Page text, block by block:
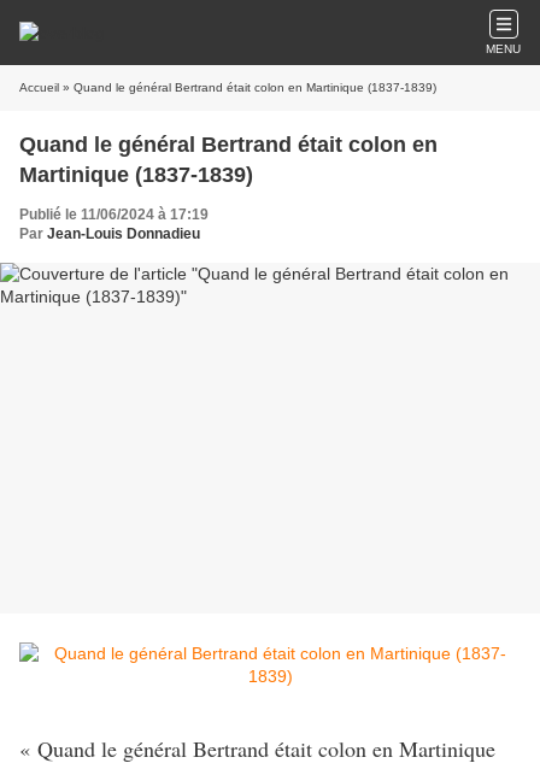
MENU
Accueil » Quand le général Bertrand était colon en Martinique (1837-1839)
Quand le général Bertrand était colon en
Martinique (1837-1839)
Publié le 11/06/2024 à 17:19
Par Jean-Louis Donnadieu
« Quand le général Bertrand était colon en Martinique